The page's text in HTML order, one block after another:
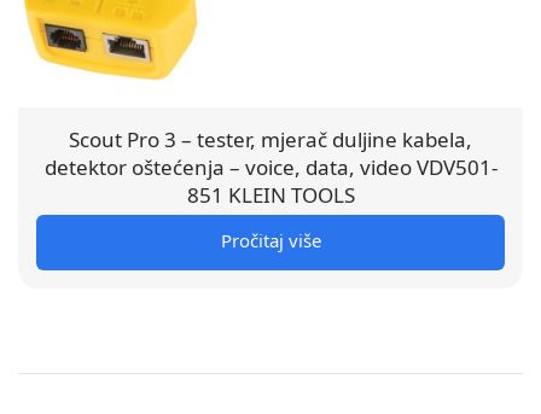
Scout Pro 3 – tester, mjerač duljine kabela,
detektor oštećenja – voice, data, video VDV501-
851 KLEIN TOOLS
Pročitaj više